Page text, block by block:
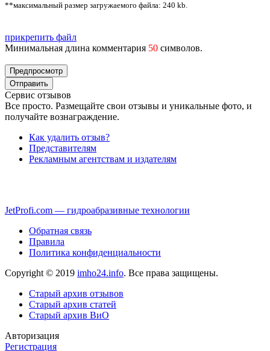
**максимальный размер загружаемого файла: 240 kb.
прикрепить файл
Минимальная длина комментария 50 символов.
Сервис отзывов
Все просто. Размещайте свои отзывы и уникальные фото, и
получайте вознаграждение.
Как удалить отзыв?
Представителям
Рекламным агентствам и издателям
JetProfi.com — гидроабразивные технологии
Обратная связь
Правила
Политика конфиденциальности
Copyright © 2019 imho24.info. Все права защищены.
Старый архив отзывов
Старый архив статей
Старый архив ВиО
Авторизация
Регистрация